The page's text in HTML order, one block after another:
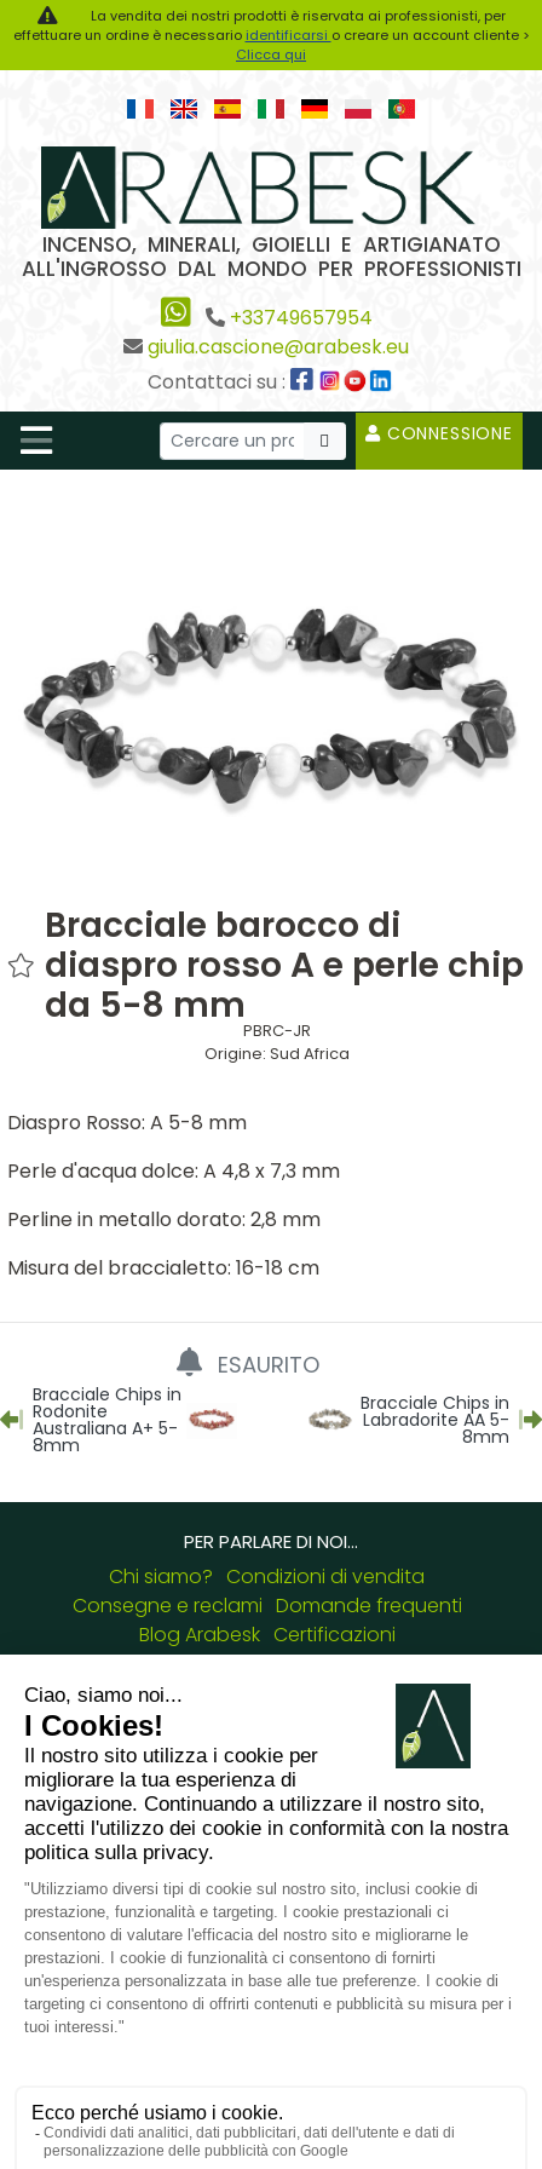
La vendita dei nostri prodotti è riservata ai professionisti, per
effettuare un ordine è necessario identificarsi o creare un account cliente >
Clicca qui
INCENSO, MINERALI, GIOIELLI E ARTIGIANATO
ALL'INGROSSO DAL MONDO PER PROFESSIONISTI
+33749657954
giulia.cascione@arabesk.eu
Contattaci su :
CONNESSIONE
Bracciale barocco di
diaspro rosso A e perle chip
da 5-8 mm
PBRC-JR
Origine: Sud Africa
Diaspro Rosso: A 5-8 mm
Perle d'acqua dolce: A 4,8 x 7,3 mm
Perline in metallo dorato: 2,8 mm
Misura del braccialetto: 16-18 cm
ESAURITO
Bracciale Chips in
Rodonite
Australiana A+ 5-
8mm
Bracciale Chips in
Labradorite AA 5-
8mm
PER PARLARE DI NOI...
Chi siamo? Condizioni di vendita
Consegne e reclami Domande frequenti
Blog Arabesk Certificazioni
8 chemin de Casselèvres, 31790 Saint Jory -
France
+33749657954
giulia.cascione@arabesk.eu
Contattaci su :
GB ES
LEGALE